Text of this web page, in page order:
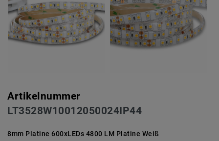
Artikelnummer
LT3528W10012050024IP44
8mm Platine 600xLEDs 4800 LM Platine Weiß